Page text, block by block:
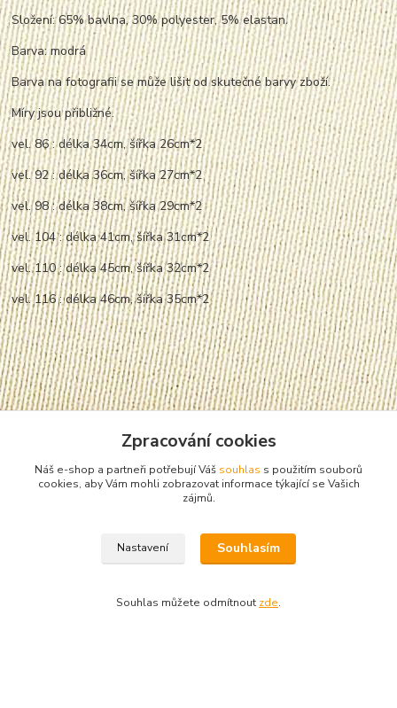
Složení: 65% bavlna, 30% polyester, 5% elastan.
Barva: modrá
Barva na fotografii se může lišit od skutečné barvy zboží.
Míry jsou přibližné.
vel. 86 : délka 34cm, šířka 26cm*2
vel. 92 : délka 36cm, šířka 27cm*2
vel. 98 : délka 38cm, šířka 29cm*2
vel. 104 : délka 41cm, šířka 31cm*2
vel. 110 : délka 45cm, šířka 32cm*2
vel. 116 : délka 46cm, šířka 35cm*2
Zboží zařazeno v kategoriích
Chlapecká trička
Zpracování cookies
Náš e-shop a partneři potřebují Váš souhlas s použitím souborů
cookies, aby Vám mohli zobrazovat informace týkající se Vašich
zájmů.
Nastavení Souhlasím
Souhlas můžete odmítnout zde.